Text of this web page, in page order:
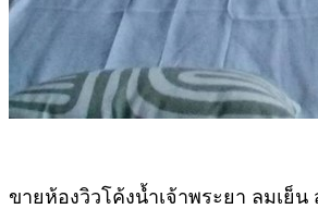
ขายห้องวิวโค้งน้ำเจ้าพระยา ลมเย็น